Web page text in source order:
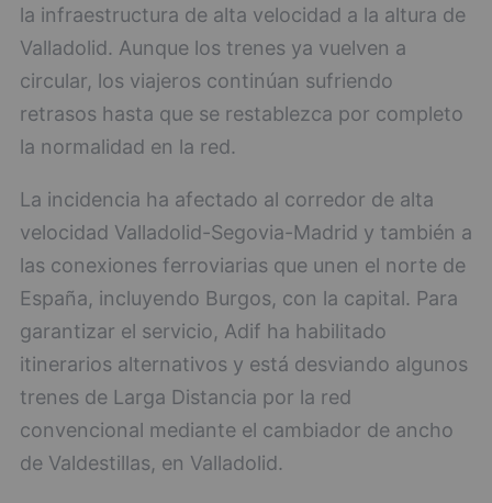
la infraestructura de alta velocidad a la altura de
Valladolid. Aunque los trenes ya vuelven a
circular, los viajeros continúan sufriendo
retrasos hasta que se restablezca por completo
la normalidad en la red.
La incidencia ha afectado al corredor de alta
velocidad Valladolid-Segovia-Madrid y también a
las conexiones ferroviarias que unen el norte de
España, incluyendo Burgos, con la capital. Para
garantizar el servicio, Adif ha habilitado
itinerarios alternativos y está desviando algunos
trenes de Larga Distancia por la red
convencional mediante el cambiador de ancho
de Valdestillas, en Valladolid.